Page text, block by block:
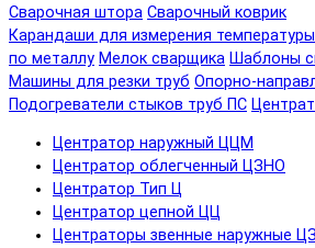
Сварочная штора Сварочный коврик
Карандаши для измерения
по металлу Мелок сварщика Шаблоны
Машины для резки труб Опорно-
Подогреватели стыков труб ПС
Центратор наружный ЦЦМ
Центратор облегченный ЦЗНО
Центратор Тип Ц
Центратор цепной ЦЦ
Центраторы звенные наружные